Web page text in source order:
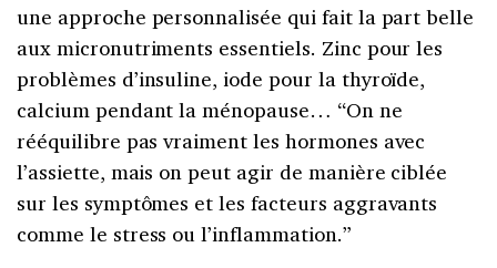
une approche personnalisée qui fait la part belle
aux micronutriments essentiels. Zinc pour les
problèmes d’insuline, iode pour la thyroïde,
calcium pendant la ménopause… “On ne
rééquilibre pas vraiment les hormones avec
l’assiette, mais on peut agir de manière ciblée
sur les symptômes et les facteurs aggravants
comme le stress ou l’inflammation.”